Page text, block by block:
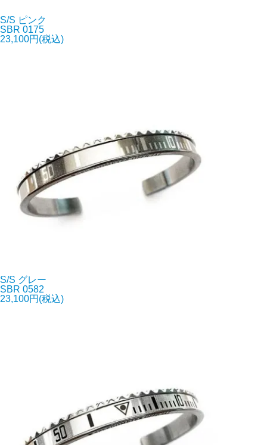
S/S ピンク
SBR 0175
23,100円(税込)
S/S グレー
SBR 0582
23,100円(税込)